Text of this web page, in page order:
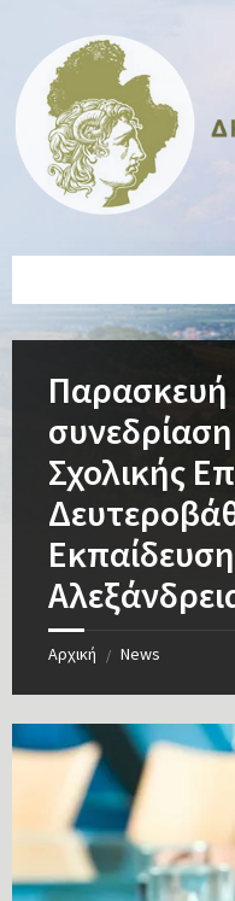
content
sidebar
sidebar
footer
Παρασκευή
Σχολικής
Αρχική / News